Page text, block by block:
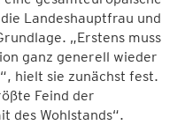
Landeshauptfrau und
„Erstens muss
ganz generell wieder
hielt sie zunächst fest.
Feind der
des Wohlstands“.